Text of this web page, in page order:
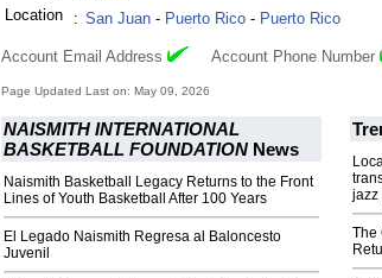
Location
: San Juan - Puerto Rico - Puerto Rico
Account Email Address Account Phone Number
Page Updated Last on: May 09, 2026
NAISMITH INTERNATIONAL
BASKETBALL FOUNDATION News
Naismith Basketball Legacy Returns to the Front
Lines of Youth Basketball After 100 Years
El Legado Naismith Regresa al Baloncesto
Juvenil
jazz
The